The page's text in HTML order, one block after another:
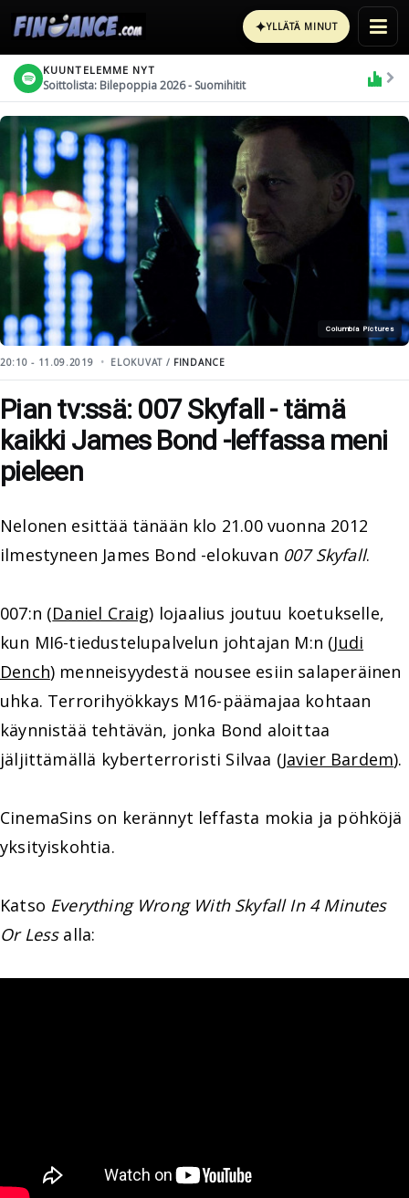
✦YLLÄTÄ MINUT
KUUNTELEMME NYT
Soittolista: Bilepoppia 2026 - Suomihitit
Columbia Pictures
20:10 - 11.09.2019 ELOKUVAT / FINDANCE
Pian tv:ssä: 007 Skyfall - tämä
kaikki James Bond -leffassa meni
pieleen
Nelonen esittää tänään klo 21.00 vuonna 2012
ilmestyneen James Bond -elokuvan 007 Skyfall.
007:n (Daniel Craig) lojaalius joutuu koetukselle,
kun MI6-tiedustelupalvelun johtajan M:n (Judi
Dench) menneisyydestä nousee esiin salaperäinen
uhka. Terrorihyökkays M16-päämajaa kohtaan
käynnistää tehtävän, jonka Bond aloittaa
jäljittämällä kyberterroristi Silvaa (Javier Bardem).
CinemaSins on kerännyt leffasta mokia ja pöhköjä
yksityiskohtia.
Katso Everything Wrong With Skyfall In 4 Minutes
Or Lessalla: